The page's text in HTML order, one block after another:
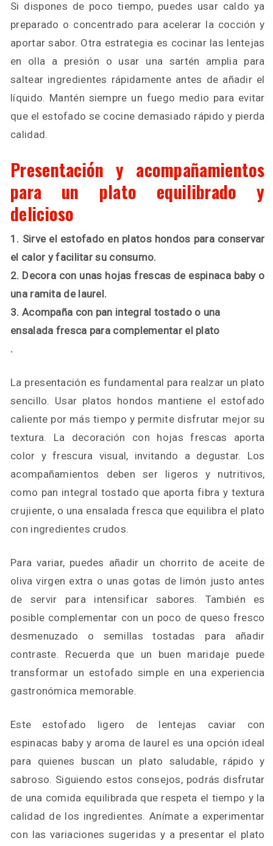
Si dispones de poco tiempo, puedes usar caldo ya
preparado o concentrado para acelerar la cocción y
aportar sabor. Otra estrategia es cocinar las lentejas
en olla a presión o usar una sartén amplia para
saltear ingredientes rápidamente antes de añadir el
líquido. Mantén siempre un fuego medio para evitar
que el estofado se cocine demasiado rápido y pierda
calidad.
Presentación y acompañamientos
para un plato equilibrado y
delicioso
1. Sirve el estofado en platos hondos para conservar
el calor y facilitar su consumo.
2. Decora con unas hojas frescas de espinaca baby o
una ramita de laurel.
3. Acompaña con pan integral tostado o una
ensalada fresca para complementar el plato
.
La presentación es fundamental para realzar un plato
sencillo. Usar platos hondos mantiene el estofado
caliente por más tiempo y permite disfrutar mejor su
textura. La decoración con hojas frescas aporta
color y frescura visual, invitando a degustar. Los
acompañamientos deben ser ligeros y nutritivos,
como pan integral tostado que aporta fibra y textura
crujiente, o una ensalada fresca que equilibra el plato
con ingredientes crudos.
Para variar, puedes añadir un chorrito de aceite de
oliva virgen extra o unas gotas de limón justo antes
de servir para intensificar sabores. También es
posible complementar con un poco de queso fresco
desmenuzado o semillas tostadas para añadir
contraste. Recuerda que un buen maridaje puede
transformar un estofado simple en una experiencia
gastronómica memorable.
Este estofado ligero de lentejas caviar con
espinacas baby y aroma de laurel es una opción ideal
para quienes buscan un plato saludable, rápido y
sabroso. Siguiendo estos consejos, podrás disfrutar
de una comida equilibrada que respeta el tiempo y la
calidad de los ingredientes. Anímate a experimentar
con las variaciones sugeridas y a presentar el plato